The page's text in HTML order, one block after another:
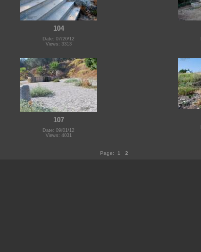
104
Date: 07/20/12
Views: 3313
107
Date: 09/01/12
Views: 4031
Page: 1 2